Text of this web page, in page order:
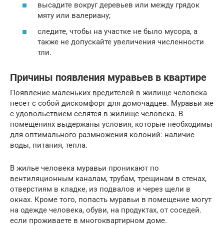
высадите вокруг деревьев или между грядок
мяту или валериану;
следите, чтобы на участке не было мусора, а
также не допускайте увеличения численности
тли.
Причины появления муравьев в квартире
Появление маленьких вредителей в жилище человека
несет с собой дискомфорт для домочадцев. Муравьи же
с удовольствием селятся в жилище человека. В
помещениях выдержаны условия, которые необходимы
для оптимального размножения колоний: наличие
воды, питания, тепла.
В жилье человека муравьи проникают по
вентиляционным каналам, трубам, трещинам в стенах,
отверстиям в кладке, из подвалов и через щели в
окнах. Кроме того, попасть муравьи в помещение могут
на одежде человека, обуви, на продуктах, от соседей.
если проживаете в многоквартирном доме.